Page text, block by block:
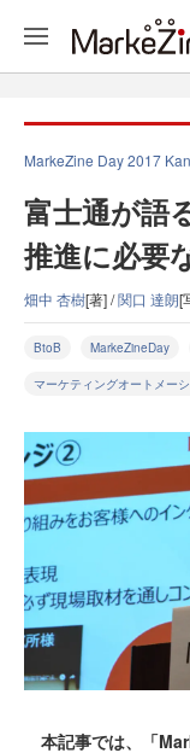
MarkeZine Day 2017
富士通が語
推進に必要
畑中 杏樹[著] /関口 達朗[
BtoB MarkeZineDay
マーケティングオートメー
本記事では、「